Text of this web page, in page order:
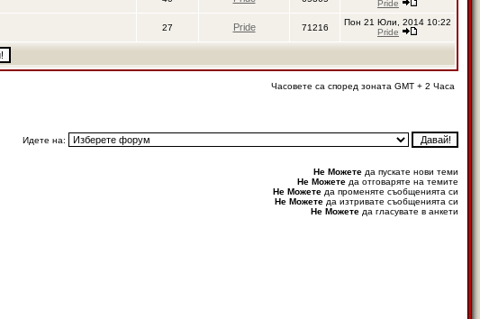
Pride
27 Pride 71216
Пон 21 Юли, 2014 10:22
Pride
Часовете са според зоната GMT + 2 Часа
Идете на:
Не Можете да пускате нови теми
Не Можете да отговаряте на темите
Не Можете да променяте съобщенията си
Не Можете да изтривате съобщенията си
Не Можете да гласувате в анкети